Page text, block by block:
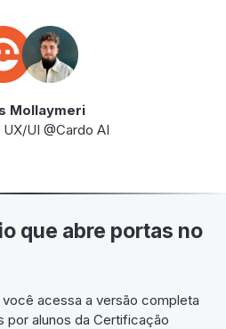
Mollaymeri
UI @Cardo AI
que abre portas no
, você acessa a versão completa
alunos da Certificação